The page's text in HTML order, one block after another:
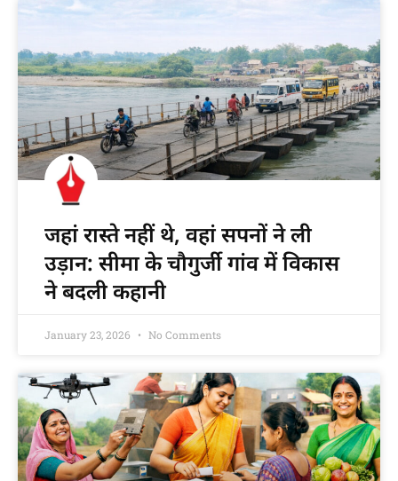
जहां रास्ते नहीं थे, वहां सपनों ने ली
उड़ान: सीमा के चौगुर्जी गांव में विकास
ने बदली कहानी
January 23, 2026 No Comments